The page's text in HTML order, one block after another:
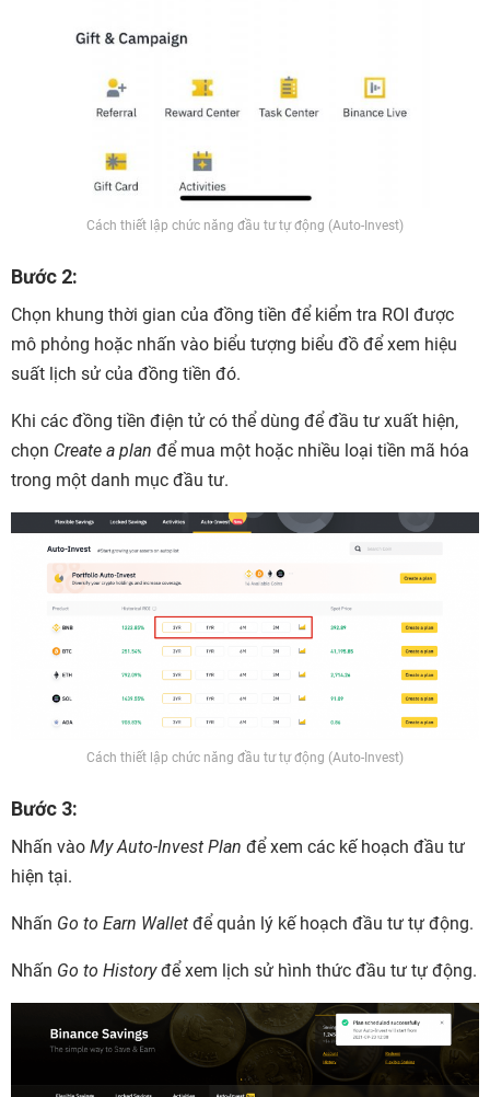
Cách thiết lập chức năng đầu tư tự động (Auto-Invest)
Bước 2:
Chọn khung thời gian của đồng tiền để kiểm tra ROI được
mô phỏng hoặc nhấn vào biểu tượng biểu đồ để xem hiệu
suất lịch sử của đồng tiền đó.
Khi các đồng tiền điện tử có thể dùng để đầu tư xuất hiện,
chọn Create a plan để mua một hoặc nhiều loại tiền mã hóa
trong một danh mục đầu tư.
Cách thiết lập chức năng đầu tư tự động (Auto-Invest)
Bước 3:
Nhấn vào My Auto-Invest Plan để xem các kế hoạch đầu tư
hiện tại.
Nhấn Go to Earn Wallet để quản lý kế hoạch đầu tư tự động.
Nhấn Go to Historyđể xem lịch sử hình thức đầu tư tự động.